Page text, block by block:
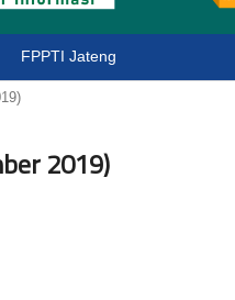
FPPTI Jateng
2019)